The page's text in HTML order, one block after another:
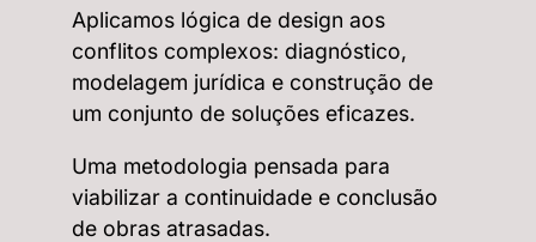
Aplicamos lógica de design aos
conflitos complexos: diagnóstico,
modelagem jurídica e construção de
um conjunto de soluções eficazes.
Uma metodologia pensada para
viabilizar a continuidade e conclusão
de obras atrasadas.